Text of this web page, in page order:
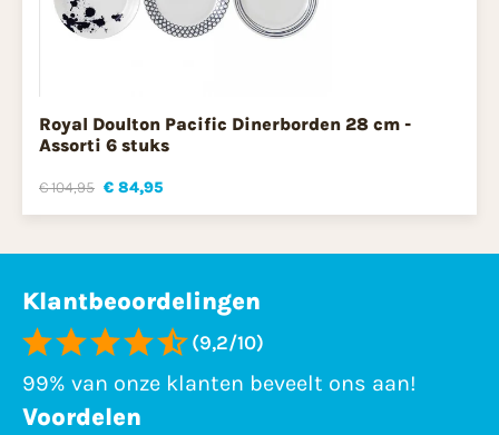
Royal Doulton Pacific Dinerborden 28 cm -
Assorti 6 stuks
€ 104,95 € 84,95
Klantbeoordelingen
(9,2/10)
99% van onze klanten beveelt ons aan!
Voordelen